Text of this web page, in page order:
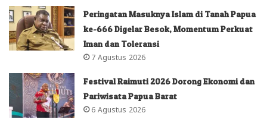
Peringatan Masuknya Islam di Tanah Papua
ke-666 Digelar Besok, Momentum Perkuat
Iman dan Toleransi
7 Agustus 2026
Festival Raimuti 2026 Dorong Ekonomi dan
Pariwisata Papua Barat
6 Agustus 2026